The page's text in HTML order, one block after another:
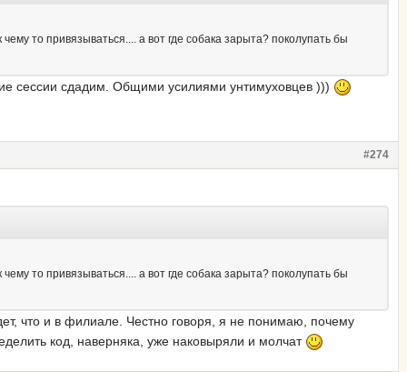
то привязываться.... а вот где собака зарыта? поколупать бы
сессии сдадим. Общими усилиями унтимуховцев )))
#274
то привязываться.... а вот где собака зарыта? поколупать бы
что и в филиале. Честно говоря, я не понимаю, почему
код, наверняка, уже наковыряли и молчат